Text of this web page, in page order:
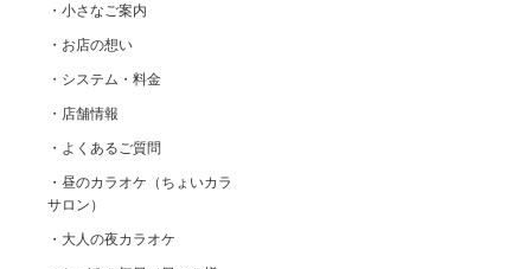
・小さなご案内
・お店の想い
・システム・料金
・店舗情報
・よくあるご質問
・昼のカラオケ（ちょいカラ
サロン）
・大人の夜カラオケ